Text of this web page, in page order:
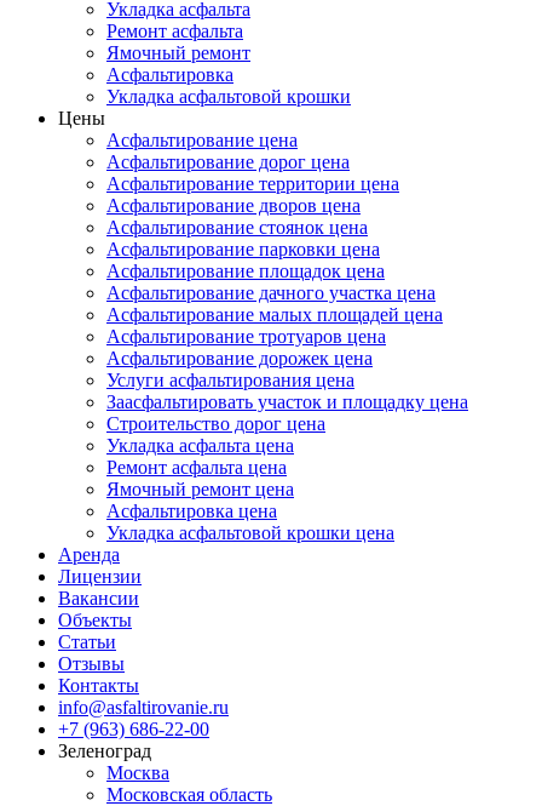
Укладка асфальта
Ремонт асфальта
Ямочный ремонт
Асфальтировка
Укладка асфальтовой крошки
Цены
Асфальтирование цена
Асфальтирование дорог цена
Асфальтирование территории цена
Асфальтирование дворов цена
Асфальтирование стоянок цена
Асфальтирование парковки цена
Асфальтирование площадок цена
Асфальтирование дачного участка цена
Асфальтирование малых площадей цена
Асфальтирование тротуаров цена
Асфальтирование дорожек цена
Услуги асфальтирования цена
Заасфальтировать участок и площадку цена
Строительство дорог цена
Укладка асфальта цена
Ремонт асфальта цена
Ямочный ремонт цена
Асфальтировка цена
Укладка асфальтовой крошки цена
Аренда
Лицензии
Вакансии
Объекты
Статьи
Отзывы
Контакты
info@asfaltirovanie.ru
+7 (963) 686-22-00
Зеленоград
Москва
Московская область